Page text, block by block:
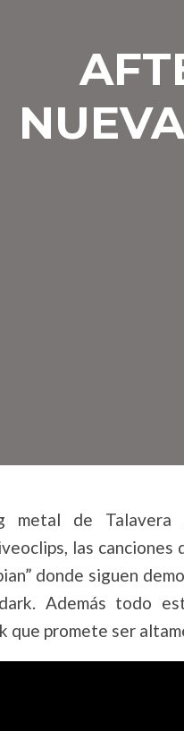
metal de
las canciones
donde siguen
Además todo
promete ser